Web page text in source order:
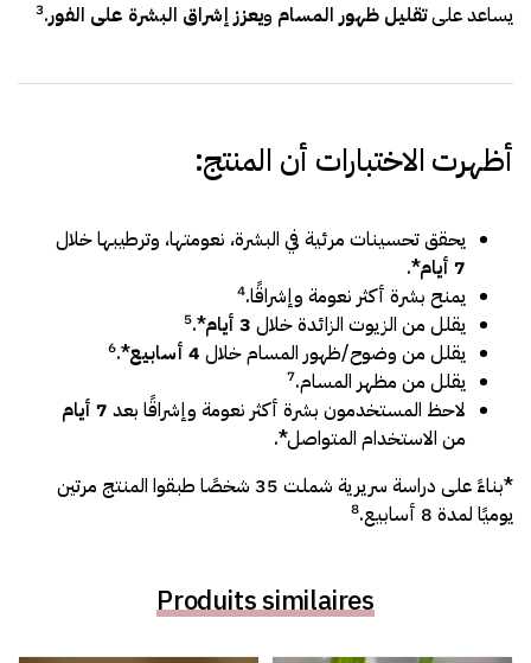
يساعد علىتقليل ظهور المسام ويعزز إشراق البشرة على الفور.
3
أظهرت الاختبارات أن المنتج:
يحقق تحسينات مرئية في البشرة، نعومتها، وترطيبها خلال
7 أيام
*.
يمنح بشرة أكثر نعومة وإشراقًا.4
يقلل من الزيوت الزائدة خلال 3 أيام *.
5
يقلل من وضوح/ظهور المسام خلال 4 أسابيع *.
6
يقلل من مظهر المسام.7
لاحظ المستخدمون بشرة أكثر نعومة وإشراقًا بعد 7 أيام
من الاستخدام المتواصل*.
*بناءً على دراسة سريرية شملت 35 شخصًا طبقوا المنتج مرتين
يوميًا لمدة 8 أسابيع.
8
Produits similaires